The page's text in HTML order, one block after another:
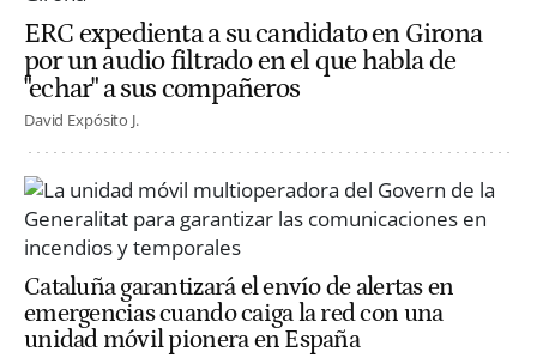
ERC expedienta a su candidato en Girona
por un audio filtrado en el que habla de
"echar" a sus compañeros
David Expósito J.
Cataluña garantizará el envío de alertas en
emergencias cuando caiga la red con una
unidad móvil pionera en España